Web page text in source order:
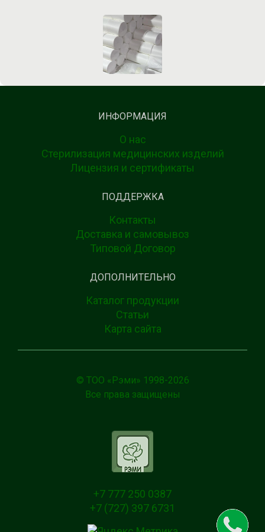
ИНФОРМАЦИЯ
О нас
Стерилизация медицинских изделий
Лицензия и сертификаты
ПОДДЕРЖКА
Контакты
Доставка и самовывоз
Типовой Договор
ДОПОЛНИТЕЛЬНО
Каталог продукции
Статьи
Карта сайта
© ТОО «Рэми» 1998-2026
Все права защищены
+7 777 250 0387
+7 (727) 397 6731